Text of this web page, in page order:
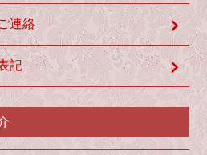
連絡
記